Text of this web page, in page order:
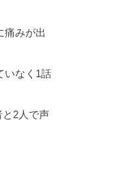
痛みが出
いなく1話
2人で声